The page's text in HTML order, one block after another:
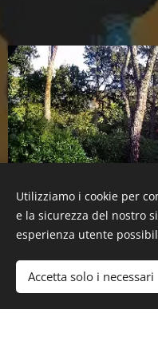
Molti argomenti
Utilizziamo i cookie per
e la sicurezza del nostro
esperienza utente
Accetta solo i necessari